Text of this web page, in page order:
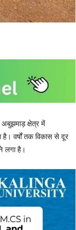
क्षेत्र में
है। वर्षों तक विकास से दूर
लगा है।